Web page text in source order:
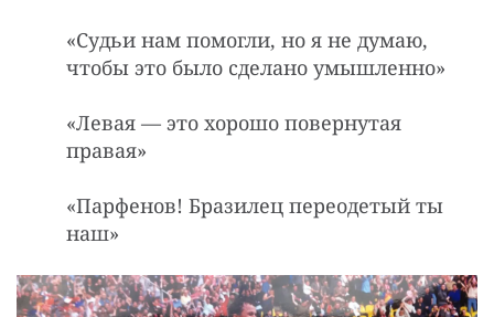
«Судьи нам помогли, но я не думаю,
чтобы это было сделано умышленно»
«Левая — это хорошо повернутая
правая»
«Паpфенов! Бpазилец пеpеодетый ты
наш»